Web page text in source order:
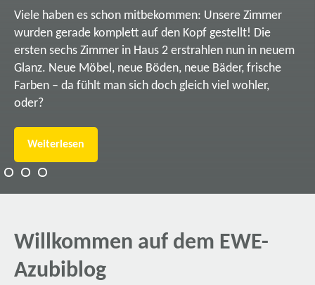
Viele haben es schon mitbekommen: Unsere Zimmer
wurden gerade komplett auf den Kopf gestellt! Die
ersten sechs Zimmer in Haus 2 erstrahlen nun in neuem
Glanz. Neue Möbel, neue Böden, neue Bäder, frische
Farben – da fühlt man sich doch gleich viel wohler,
oder?
Weiterlesen
Willkommen auf dem EWE-
Azubiblog